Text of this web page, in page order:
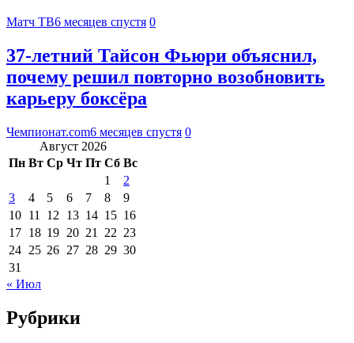
Матч ТВ6 месяцев спустя 0
37-летний Тайсон Фьюри объяснил,
почему решил повторно возобновить
карьеру боксёра
Чемпионат.com6 месяцев спустя 0
Август 2026
Пн Вт Ср Чт Пт Сб Вс
1
2
3
4 5 6 7 8
9
10 11 12 13 14 15 16
17 18 19 20 21 22 23
24 25 26 27 28 29 30
31
« Июл
Рубрики